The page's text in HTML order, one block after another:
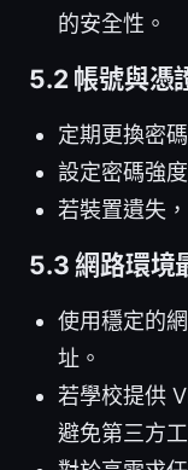
的安全性。
5.2 帳號與憑
定期更換密
設定密碼強
若裝置遺失
5.3 網路環境
使用穩定的
址。
若學校提供
避免第三方